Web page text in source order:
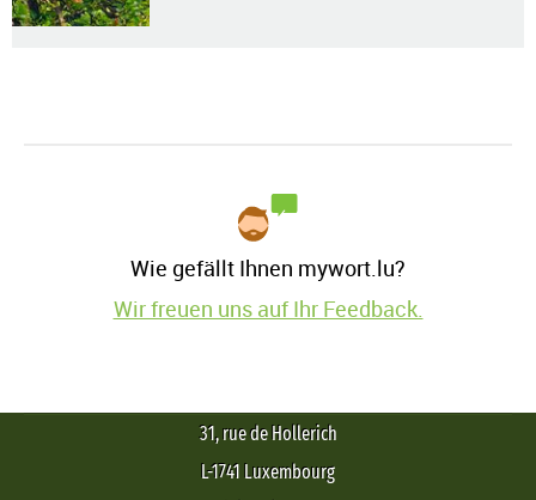
Wie gefällt Ihnen mywort.lu?
Wir freuen uns auf Ihr Feedback.
31, rue de Hollerich
L-1741 Luxembourg